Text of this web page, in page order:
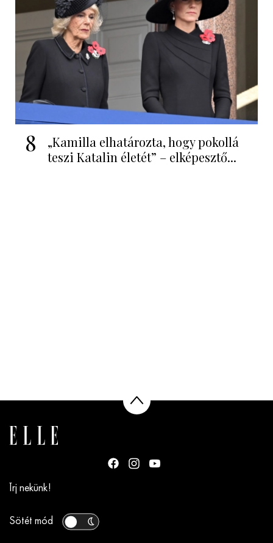
8
„Kamilla elhatározta, hogy pokollá
teszi Katalin életét” – elképesztő...
Írj nekünk!
Sötét mód